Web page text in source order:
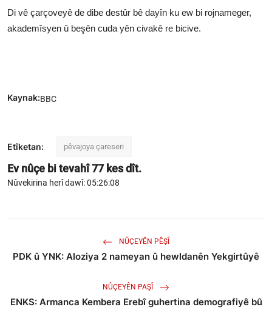
Di vê çarçoveyê de dibe destûr bê dayîn ku ew bi rojnameger,
akademîsyen û beşên cuda yên civakê re bicive.
Kaynak:BBC
Etîketan: pêvajoya çareseri
Ev nûçe bi tevahî77kes dît.
Nûvekirina herî dawî: 05:26:08
NÛÇEYÊN PÊŞÎ
PDK û YNK: Aloziya 2 nameyan û hewldanên Yekgirtûyê
NÛÇEYÊN PAŞÎ
ENKS: Armanca Kembera Erebî guhertina demografiyê bû